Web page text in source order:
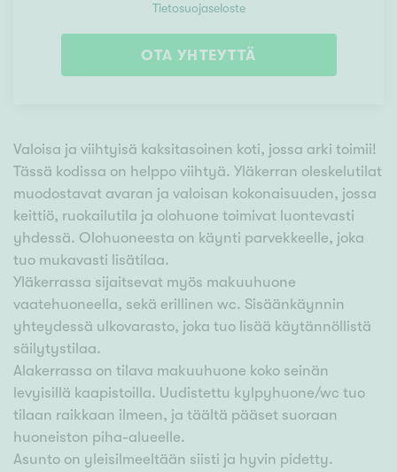
Tietosuojaseloste
OTA YHTEYTTÄ
Valoisa ja viihtyisä kaksitasoinen koti, jossa arki toimii!
Tässä kodissa on helppo viihtyä. Yläkerran oleskelutilat
muodostavat avaran ja valoisan kokonaisuuden, jossa
keittiö, ruokailutila ja olohuone toimivat luontevasti
yhdessä. Olohuoneesta on käynti parvekkeelle, joka
tuo mukavasti lisätilaa.
Yläkerrassa sijaitsevat myös makuuhuone
vaatehuoneella, sekä erillinen wc. Sisäänkäynnin
yhteydessä ulkovarasto, joka tuo lisää käytännöllistä
säilytystilaa.
Alakerrassa on tilava makuuhuone koko seinän
levyisillä kaapistoilla. Uudistettu kylpyhuone/wc tuo
tilaan raikkaan ilmeen, ja täältä pääset suoraan
huoneiston piha-alueelle.
Asunto on yleisilmeeltään siisti ja hyvin pidetty.